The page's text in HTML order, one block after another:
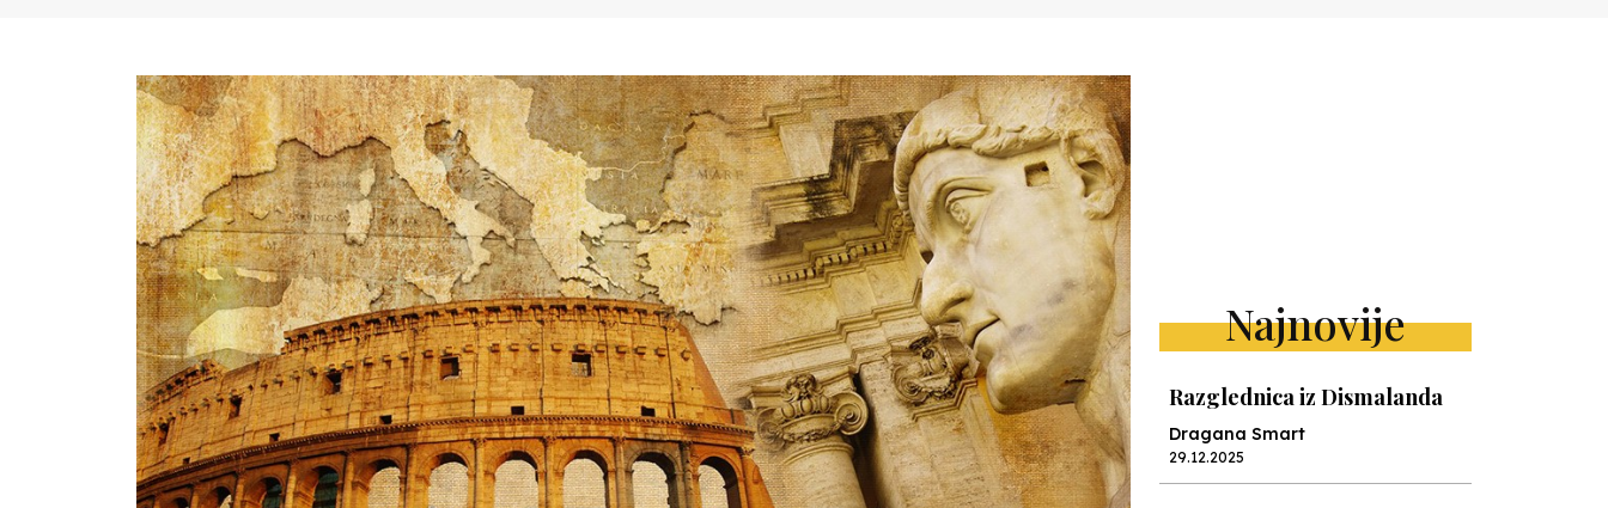
Najnovije
Razglednica iz Dismalanda
Dragana Smart
29.12.2025